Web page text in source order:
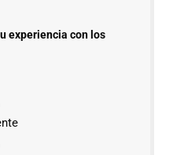
experiencia con los